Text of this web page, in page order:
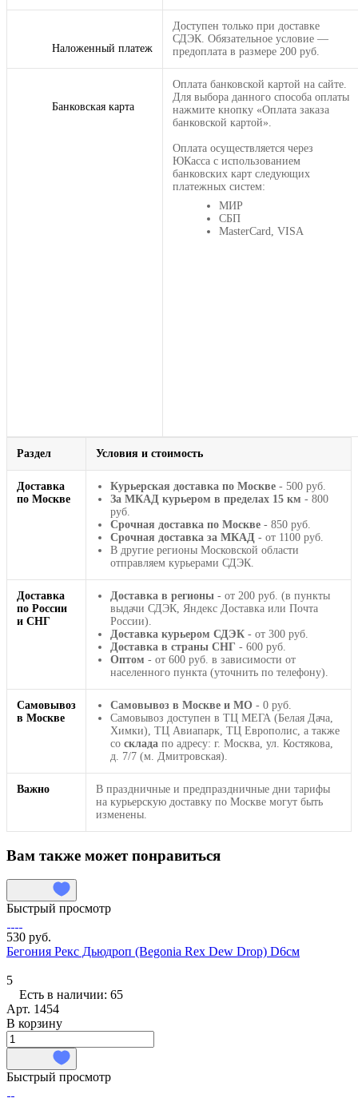
Наложенный платеж
Доступен только при доставке
СДЭК. Обязательное условие —
предоплата в размере 200 руб.
Банковская карта
Оплата банковской картой на сайте.
Для выбора данного способа оплаты
нажмите кнопку «Оплата заказа
банковской картой».
Оплата осуществляется через
ЮКасса с использованием
банковских карт следующих
платежных систем:
МИР
СБП
MasterCard, VISA
Раздел Условия и стоимость
Доставка
по Москве
Курьерская доставка по Москве - 500 руб.
За МКАД курьером в пределах 15 км - 800
руб.
Срочная доставка по Москве - 850 руб.
Срочная доставка за МКАД - от 1100 руб.
В другие регионы Московской области
отправляем курьерами СДЭК.
Доставка
по России
и СНГ
Доставка в регионы - от 200 руб. (в пункты
выдачи СДЭК, Яндекс Доставка или Почта
России).
Доставка курьером СДЭК - от 300 руб.
Доставка в страны СНГ - 600 руб.
Оптом - от 600 руб. в зависимости от
населенного пункта (уточнить по телефону).
Самовывоз
в Москве
Самовывоз в Москве и МО - 0 руб.
Самовывоз доступен в ТЦ МЕГА (Белая Дача,
Химки), ТЦ Авиапарк, ТЦ Европолис, а также
со склада по адресу: г. Москва, ул. Костякова,
д. 7/7 (м. Дмитровская).
Важно
В праздничные и предпраздничные дни тарифы
на курьерскую доставку по Москве могут быть
изменены.
Вам также может понравиться
Быстрый просмотр
530 руб.
Бегония Рекс Дьюдроп (Begonia Rex Dew Drop) D6см
5
Есть в наличии: 65
Арт. 1454
В корзину
Быстрый просмотр